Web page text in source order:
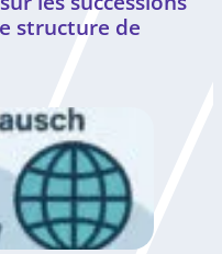
structure de